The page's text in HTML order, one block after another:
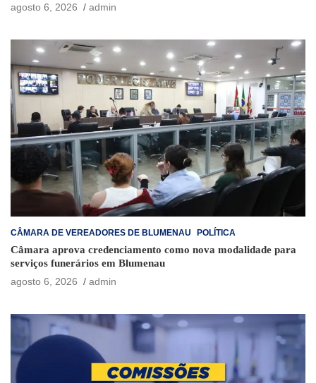
agosto 6, 2026
admin
CÂMARA DE VEREADORES DE BLUMENAU POLÍTICA
Câmara aprova credenciamento como nova modalidade para
serviços funerários em Blumenau
agosto 6, 2026
admin